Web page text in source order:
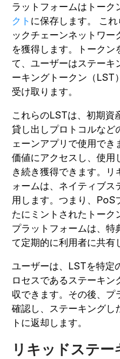
ラットフォームはトーク
クト に保存します。 こ
ックチェーンネットワ
を獲得します。トークン
て、ユーザーはステーキ
ーキングトークン（LST
受け取ります。
これらのLSTは、初期資
貸し出しプロトコルなど
ェーンアプリで使用で
価値にアクセスし、使用
き続き獲得できます。リ
ォームは、ネイティブ
用します。つまり、PoS
たにミントされたトーク
プラットフォームは、特
て定期的に利用者に共有
ユーザーは、LSTを特定
ロセスであるステーキ
収できます。その後、プ
確認し、ステーキングし
トに返却します。
リキッドステ